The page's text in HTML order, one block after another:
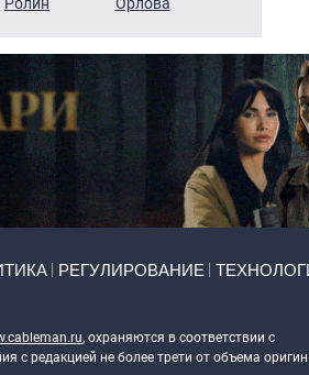
РЕГУЛИРОВАНИЕ
, охраняются в соответствии с
с редакцией не более трети от объема